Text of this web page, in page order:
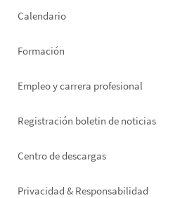
Calendario
Formación
Empleo y carrera profesional
Registración boletin de noticias
Footer
Centro de descargas
Privacidad & Responsabilidad